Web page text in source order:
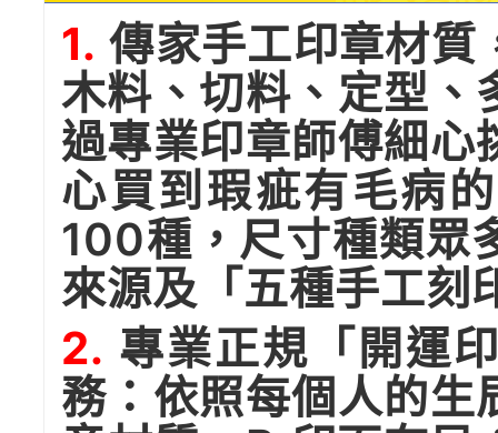
1. 傳家手工印章材質
木料、切料、定型、
過專業印章師傅細心
心買到瑕疵有毛病
100種，尺寸種類眾
來源及「五種手工刻
2. 專業正規「開運
務：依照每個人的生